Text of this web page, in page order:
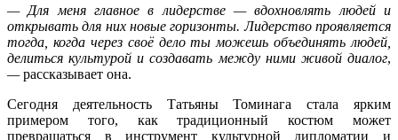
— Для меня главное в лидерстве — вдохновлять людей и
открывать для них новые горизонты. Лидерство проявляется
тогда, когда через своё дело ты можешь объединять людей,
делиться культурой и создавать между ними живой диалог,
—рассказывает она.
Сегодня деятельность Татьяны Томинага стала ярким
примером того, как традиционный костюм может
превращаться в инструмент культурной дипломатии и